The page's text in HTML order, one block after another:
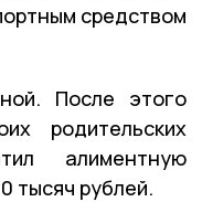
средством
После этого
родительских
алиментную
тысяч рублей.